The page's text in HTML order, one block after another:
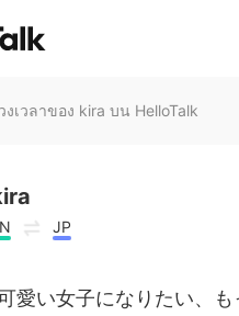
งเวลาของ kira บน HelloTalk
JP
愛い女子になりたい、